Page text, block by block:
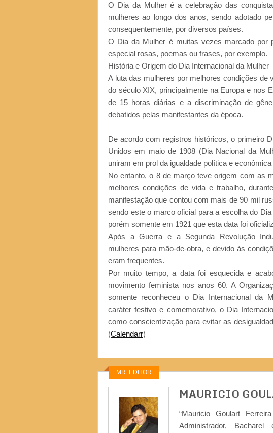
O Dia da Mulher é a celebração das
mulheres ao longo dos anos, sendo adotado
consequentemente, por diversos países.
O Dia da Mulher é muitas vezes marcado por
especial rosas, poemas ou frases, por exemplo.
História e Origem do Dia Internacional da Mulher
A luta das mulheres por melhores condições de
do século XIX, principalmente na Europa e nos
de 15 horas diárias e a discriminação de
debatidos pelas manifestantes da época.
De acordo com registros históricos, o primeiro
Unidos em maio de 1908 (Dia Nacional da
uniram em prol da igualdade política e
No entanto, o 8 de março teve origem com as
melhores condições de vida e trabalho,
manifestação que contou com mais de 90 mil
sendo este o marco oficial para a escolha do
porém somente em 1921 que esta data foi
Após a Guerra e a Segunda Revolução
mulheres para mão-de-obra, e devido às
eram frequentes.
Por muito tempo, a data foi esquecida e
movimento feminista nos anos 60. A
somente reconheceu o Dia Internacional da
caráter festivo e comemorativo, o Dia
como conscientização para evitar as
(Calendarr)
MR: EDITOR
MAURICIO
“Mauricio Goulart
Administrador,